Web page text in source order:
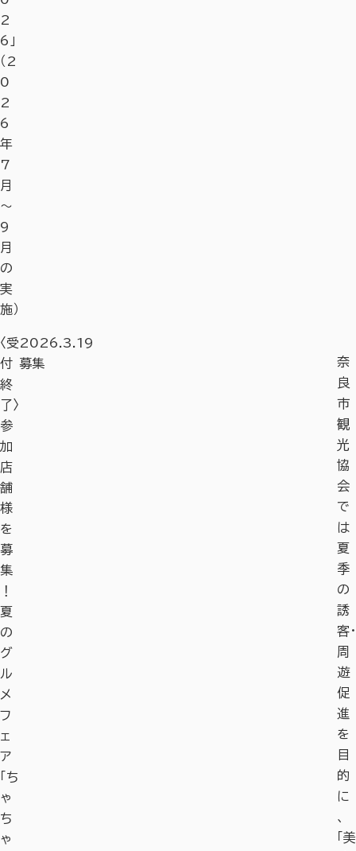
2
6」
（2
0
2
6
年
7
月
〜
9
月
の
実
施）
〈受
付
終
了〉
参
加
店
舗
様
を
募
集
！
夏
の
グ
ル
メ
フ
ェ
ア
「ち
ゃ
ち
ゃ
2026.3.19
募集
奈
良
市
観
光
協
会
で
は
夏
季
の
誘
客・
周
遊
促
進
を
目
的
に
、
「美